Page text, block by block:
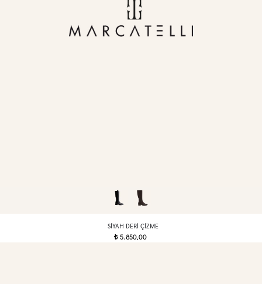
SIYAH DERI ÇIZME
t 5.850,00